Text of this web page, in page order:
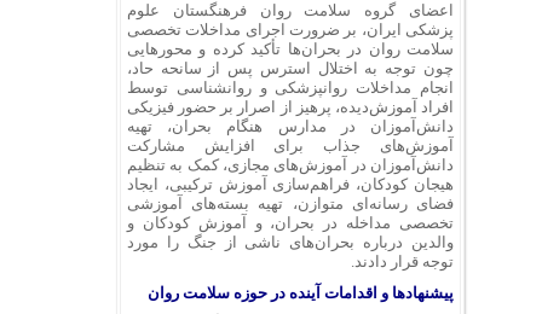
اعضای گروه سلامت روان فرهنگستان علوم
پزشکی ایران، بر ضرورت اجرای مداخلات تخصصی
سلامت روان در بحران‌ها تأکید کرده و محورهایی
چون توجه به اختلال استرس پس از سانحه حاد،
انجام مداخلات روانپزشکی و روانشناسی توسط
افراد آموزش‌دیده، پرهیز از اصرار بر حضور فیزیکی
دانش‌آموزان در مدارس هنگام بحران، تهیه
آموزش‌های جذاب برای افزایش مشارکت
دانش‌آموزان در آموزش‌های مجازی، کمک به تنظیم
هیجان کودکان، فراهم‌سازی آموزش ترکیبی، ایجاد
فضای رسانه‌ای متوازن، تهیه بسته‌های آموزشی
تخصصی مداخله در بحران، و آموزش کودکان و
والدین درباره بحران‌های ناشی از جنگ را مورد
توجه قرار دادند.
پیشنهادها و اقدامات آینده در حوزه سلامت روان